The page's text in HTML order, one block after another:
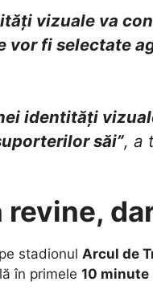
vizuale va
vor fi selectate
identități
săi”, a
revine,
stadionul Arcul de
în primele 10 minute